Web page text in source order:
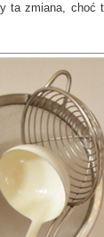
ta zmiana, choć